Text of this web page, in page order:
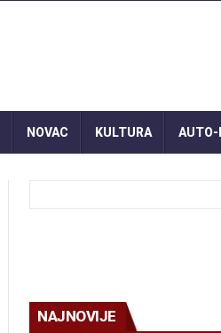
NOVAC KULTURA AUTO-
NAJNOVIJE